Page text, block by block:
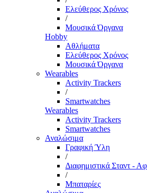
Ελεύθερος Χρόνος
/
Μουσικά Όργανα
Hobby
Αθλήματα
Ελεύθερος Χρόνος
Μουσικά Όργανα
Wearables
Activity Trackers
/
Smartwatches
Wearables
Activity Trackers
Smartwatches
Αναλώσιμα
Γραφική Ύλη
/
Διαφημιστικά Σταντ -
/
Μπαταρίες